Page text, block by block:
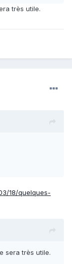
très utile.
18/quelques-
sera très utile.